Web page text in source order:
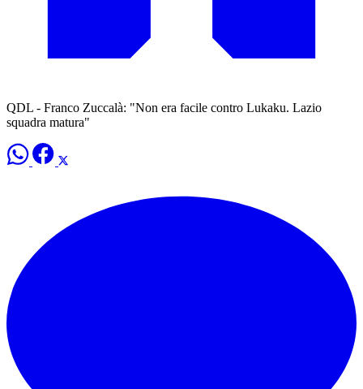
QDL - Franco Zuccalà: "Non era facile contro Lukaku. Lazio
squadra matura"